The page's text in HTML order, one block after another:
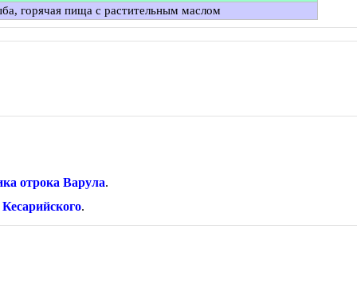
горячая пища с растительным маслом
отрока Варула.
.